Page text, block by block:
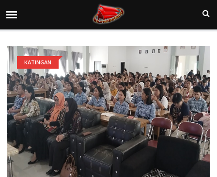
KATINGAN